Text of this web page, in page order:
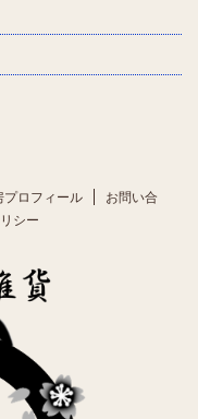
プロフィール
お問い合
シー